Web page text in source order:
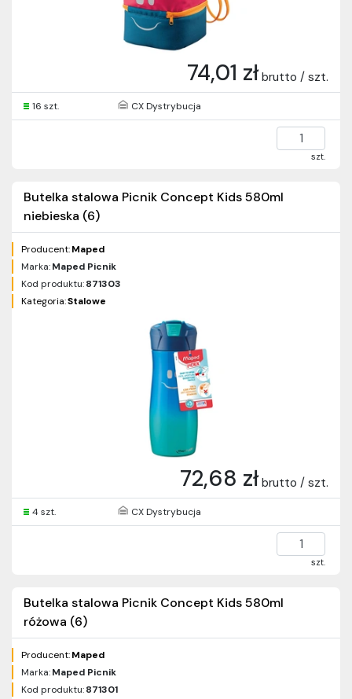
74,01 zł brutto / szt.
16 szt. CX Dystrybucja
szt.
Butelka stalowa Picnik Concept Kids 580ml
niebieska (6)
Producent:Maped
Marka:Maped Picnik
Kod produktu:871303
Kategoria:Stalowe
72,68 zł brutto / szt.
4 szt. CX Dystrybucja
szt.
Butelka stalowa Picnik Concept Kids 580ml
różowa (6)
Producent:Maped
Marka:Maped Picnik
Kod produktu:871301